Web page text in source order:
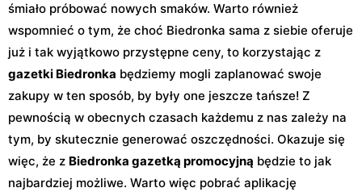
śmiało próbować nowych smaków. Warto również
wspomnieć o tym, że choć Biedronka sama z siebie oferuje
już i tak wyjątkowo przystępne ceny, to korzystając z
gazetki Biedronka będziemy mogli zaplanować swoje
zakupy w ten sposób, by były one jeszcze tańsze! Z
pewnością w obecnych czasach każdemu z nas zależy na
tym, by skutecznie generować oszczędności. Okazuje się
więc, że z Biedronka gazetką promocyjną będzie to jak
najbardziej możliwe. Warto więc pobrać aplikację